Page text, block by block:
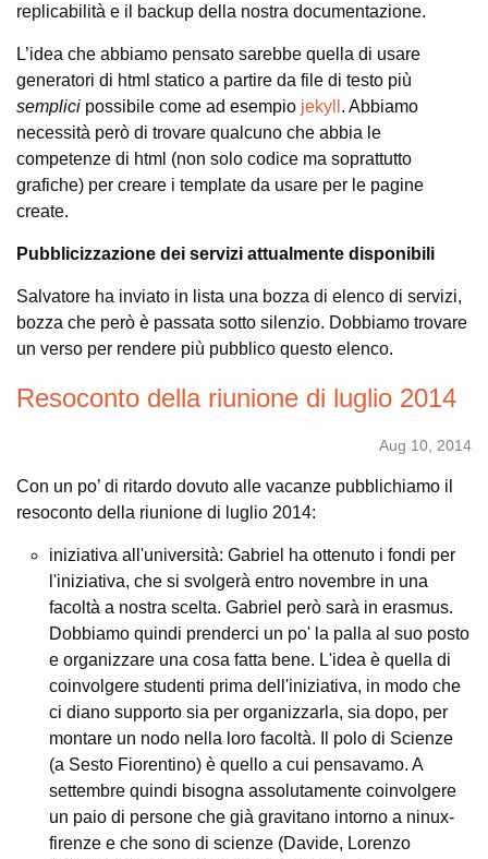
replicabilità e il backup della nostra documentazione.
L’idea che abbiamo pensato sarebbe quella di usare
generatori di html statico a partire da file di testo più
semplici possibile come ad esempio jekyll . Abbiamo
necessità però di trovare qualcuno che abbia le
competenze di html (non solo codice ma soprattutto
grafiche) per creare i template da usare per le pagine
create.
Pubblicizzazione dei servizi attualmente disponibili
Salvatore ha inviato in lista una bozza di elenco di servizi,
bozza che però è passata sotto silenzio. Dobbiamo trovare
un verso per rendere più pubblico questo elenco.
Resoconto della riunione di luglio 2014
Aug 10, 2014
Con un po’ di ritardo dovuto alle vacanze pubblichiamo il
resoconto della riunione di luglio 2014:
iniziativa all'università: Gabriel ha ottenuto i fondi per
l'iniziativa, che si svolgerà entro novembre in una
facoltà a nostra scelta. Gabriel però sarà in erasmus.
Dobbiamo quindi prenderci un po' la palla al suo posto
e organizzare una cosa fatta bene. L'idea è quella di
coinvolgere studenti prima dell'iniziativa, in modo che
ci diano supporto sia per organizzarla, sia dopo, per
montare un nodo nella loro facoltà. Il polo di Scienze
(a Sesto Fiorentino) è quello a cui pensavamo. A
settembre quindi bisogna assolutamente coinvolgere
un paio di persone che già gravitano intorno a ninux-
firenze e che sono di scienze (Davide, Lorenzo